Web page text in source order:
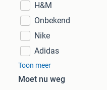
H&M
Onbekend
Nike
Adidas
Toon meer
Moet nu weg